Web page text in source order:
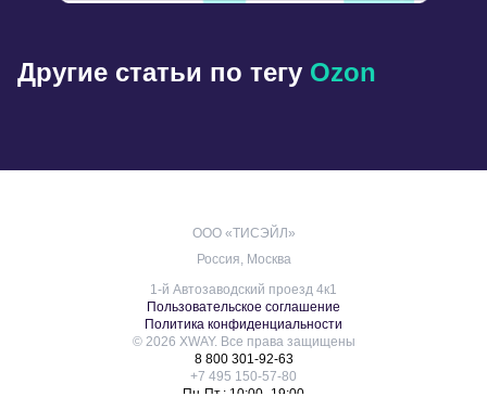
Другие статьи по тегу Оzon
ООО «ТИСЭЙЛ»
Россия, Москва
1-й Автозаводский проезд 4к1
Пользовательское соглашение
Политика конфиденциальности
© 2026 XWAY. Все права защищены
8 800 301-92-63
+7 495 150-57-80
Пн-Пт.: 10:00–19:00